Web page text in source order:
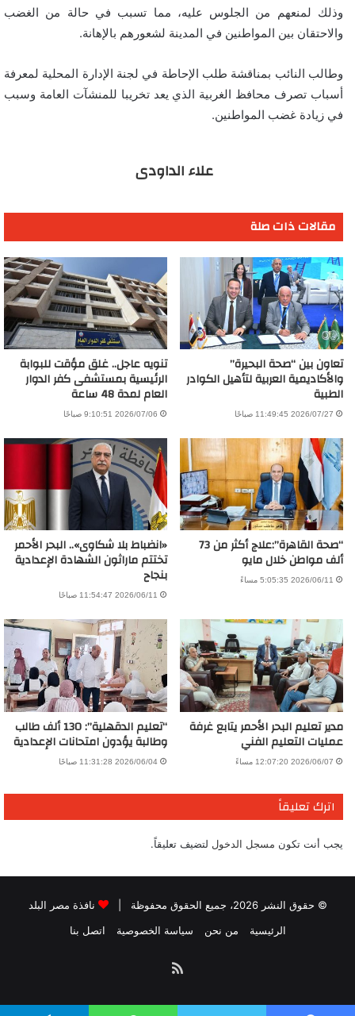
وذلك لمنعهم من الجلوس عليه، مما تسبب في حالة من الغضب
والاحتقان بين المواطنين في المدينة لشعورهم بالإهانة.
وطالب النائب بمناقشة طلب الإحاطة في لجنة الإدارة المحلية لمعرفة
أسباب تصرف محافظ الغربية الذي يعد تخريبا للمنشآت العامة وسبب
في زيادة غضب المواطنين.
علاء الداودى
مقالات ذات صلة
تعاون بين “صحة البحيرة”
والأكاديمية العربية لتأهيل الكوادر
الطبية
2026/07/27 11:49:45 صباحًا
تنويه عاجل.. غلق مؤقت للبوابة
الرئيسية بمستشفى كفر الدوار
العام لمدة 48 ساعة
2026/07/06 9:10:51 صباحًا
“صحة القاهرة”:علاج أكثر من 73
ألف مواطن خلال مايو
2026/06/11 5:05:35 مساءً
«انضباط بلا شكاوى».. البحر الأحمر
تختتم ماراثون الشهادة الإعدادية
بنجاح
2026/06/11 11:54:47 صباحًا
مدير تعليم البحر الأحمر يتابع غرفة
عمليات التعليم الفني
2026/06/07 12:07:20 مساءً
“تعليم الدقهلية”: 130 ألف طالب
وطالبة يؤدون امتحانات الإعدادية
2026/06/04 11:31:28 صباحًا
اترك تعليقاً
يجب أنت تكون مسجل الدخول لتضيف تعليقاً.
© حقوق النشر 2026، جميع الحقوق محفوظة |
نافذة مصر البلد
الرئيسية
من نحن سياسة الخصوصية اتصل بنا
ملخص
الموقع